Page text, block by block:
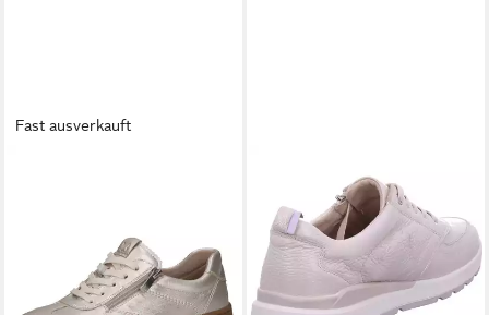
Fast ausverkauft
Schnürschuh
ab 77,95 € UVP 109,95 €
-29%